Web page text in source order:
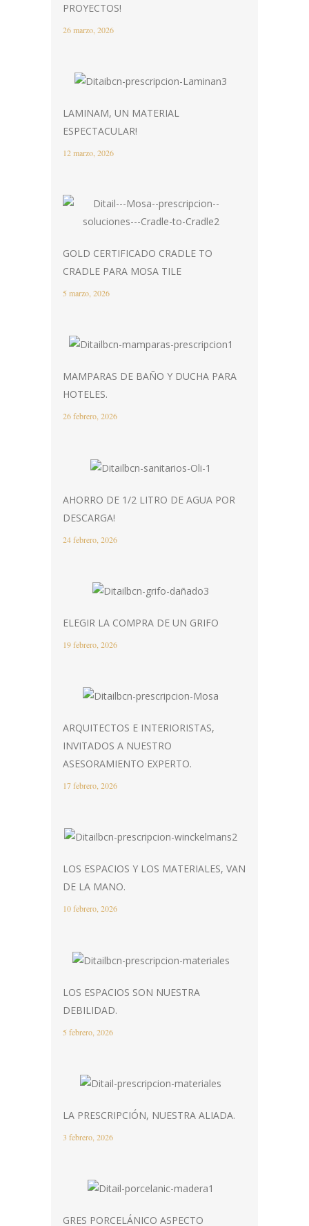
PROYECTOS!
26 marzo, 2026
LAMINAM, UN MATERIAL
ESPECTACULAR!
12 marzo, 2026
GOLD CERTIFICADO CRADLE TO
CRADLE PARA MOSA TILE
5 marzo, 2026
MAMPARAS DE BAÑO Y DUCHA PARA
HOTELES.
26 febrero, 2026
AHORRO DE 1/2 LITRO DE AGUA POR
DESCARGA!
24 febrero, 2026
ELEGIR LA COMPRA DE UN GRIFO
19 febrero, 2026
ARQUITECTOS E INTERIORISTAS,
INVITADOS A NUESTRO
ASESORAMIENTO EXPERTO.
17 febrero, 2026
LOS ESPACIOS Y LOS MATERIALES, VAN
DE LA MANO.
10 febrero, 2026
LOS ESPACIOS SON NUESTRA
DEBILIDAD.
5 febrero, 2026
LA PRESCRIPCIÓN, NUESTRA ALIADA.
3 febrero, 2026
GRES PORCELÁNICO ASPECTO